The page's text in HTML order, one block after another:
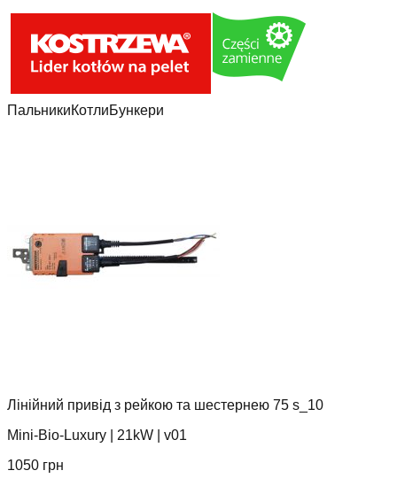
ПальникиКотлиБункери
Лінійний привід з рейкою та шестернею 75 s_10
Mini-Bio-Luxury
21kW
v01
1050 грн